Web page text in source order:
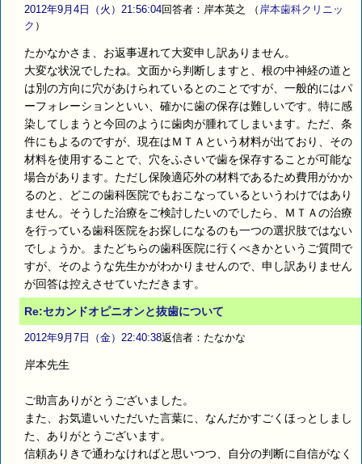
2012年9月4日（火）21:56:04回答者：岸本英之 （ 岸本歯科クリニッ
ク ）
たかなかさま、お返事遅れて大変申し訳ありません。
大変な状況でしたね。文面から判断しますと、根の中神経の道と
は別の方向に穴があけられているとのことですが、一般的にはパ
ーフォレーションといい、確かに歯の保存は難しいです。特に感
染してしまうと今回のように歯肉が腫れてしまいます。ただ、条
件にもよるのですが、現在はＭＴＡという材料が出ており、その
材料を使用することで、穴をふさいで歯を保存することが可能な
場合があります。ただし保険適応外の材料であるため費用がかか
るのと、どこの歯科医院でもおこなっているというわけではあり
ません。そうした治療をご検討したいのでしたら、ＭＴＡの治療
を行っている歯科医院をお探しになるのも一つの選択肢ではない
でしょうか。またどちらの歯科医院に行くべきかというご質問で
すが、そのような先生かがわかりませんので、申し訳ありません
が回答は控えさせていただきます。
Re:セカンドオピニオンと抜歯について
2012年9月7日（金）22:40:38返信者：たなかな
岸本先生
ご助言ありがとうございました。
また、お気遣いいただいた言葉に、なんだかすごくほっとしまし
た、ありがとうございます。
信頼ありきで通わなければと思いつつ、自分の判断に自信がなく